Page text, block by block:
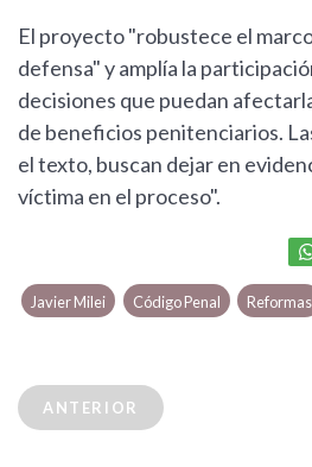
El proyecto "robustece el
defensa" y amplía la
decisiones que puedan
de beneficios penitenciarios.
el texto, buscan dejar en
víctima en el proceso".
Javier Milei Código Penal Reformas
ANTERIOR